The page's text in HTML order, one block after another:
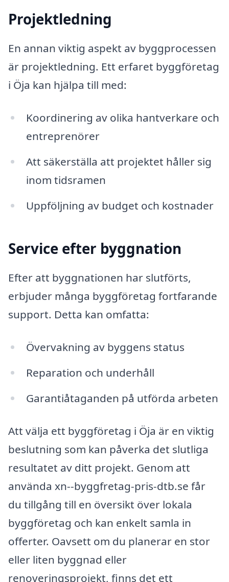
Projektledning
En annan viktig aspekt av byggprocessen
är projektledning. Ett erfaret byggföretag
i Öja kan hjälpa till med:
Koordinering av olika hantverkare och
entreprenörer
Att säkerställa att projektet håller sig
inom tidsramen
Uppföljning av budget och kostnader
Service efter byggnation
Efter att byggnationen har slutförts,
erbjuder många byggföretag fortfarande
support. Detta kan omfatta:
Övervakning av byggens status
Reparation och underhåll
Garantiåtaganden på utförda arbeten
Att välja ett byggföretag i Öja är en viktig
beslutning som kan påverka det slutliga
resultatet av ditt projekt. Genom att
använda xn--byggfretag-pris-dtb.se får
du tillgång till en översikt över lokala
byggföretag och kan enkelt samla in
offerter. Oavsett om du planerar en stor
eller liten byggnad eller
renoveringsprojekt, finns det ett